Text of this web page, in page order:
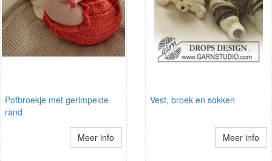
Pofbroekje met gerimpelde
rand
Meer info
Vest, broek en sokken
Meer info